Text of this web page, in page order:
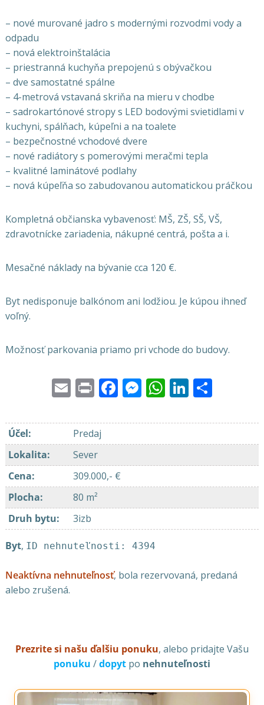
– nové murované jadro s modernými rozvodmi vody a
odpadu
– nová elektroinštalácia
– priestranná kuchyňa prepojenú s obývačkou
– dve samostatné spálne
– 4-metrová vstavaná skriňa na mieru v chodbe
– sadrokartónové stropy s LED bodovými svietidlami v
kuchyni, spálňach, kúpeľni a na toalete
– bezpečnostné vchodové dvere
– nové radiátory s pomerovými meračmi tepla
– kvalitné laminátové podlahy
– nová kúpeľňa so zabudovanou automatickou práčkou
Kompletná občianska vybavenosť: MŠ, ZŠ, SŠ, VŠ,
zdravotnícke zariadenia, nákupné centrá, pošta a i.
Mesačné náklady na bývanie cca 120 €.
Byt nedisponuje balkónom ani lodžiou. Je kúpou ihneď
voľný.
Možnosť parkovania priamo pri vchode do budovy.
EmailPrintFacebook
Messenger
WhatsApp
LinkedIn
Účel:
Predaj
Lokalita:
Sever
Cena:
309.000,- €
Plocha:
80 m²
Druh bytu: 3izb
Byt, ID nehnuteľnosti: 4394
Neaktívna nehnuteľnosť, bola rezervovaná, predaná
alebo zrušená.
Prezrite si našu ďalšiu ponuku, alebo pridajte Vašu
ponuku /dopyt po nehnuteľnosti